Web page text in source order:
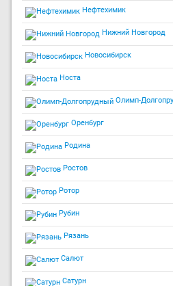
Нефтехимик
Нижний Новгород
Новосибирск
Носта
Олимп-
Оренбург
Родина
Ростов
Ротор
Рубин
Рязань
Салют
Сатурн